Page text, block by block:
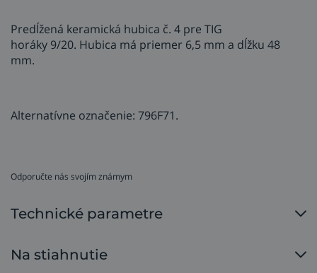
Predĺžená keramická hubica č. 4 pre TIG
horáky 9/20. Hubica má priemer 6,5 mm a dĺžku 48
mm.
Alternatívne označenie: 796F71.
Odporučte nás svojím známym
Technické parametre
Na stiahnutie